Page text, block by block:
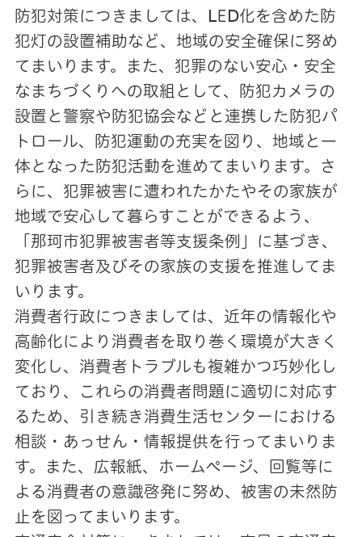
防犯対策につきましては、ⅬEⅮ化を含めた防
犯灯の設置補助など、地域の安全確保に努め
てまいります。また、犯罪のない安心・安全
なまちづくりへの取組として、防犯カメラの
設置と警察や防犯協会などと連携した防犯パ
トロール、防犯運動の充実を図り、地域と一
体となった防犯活動を進めてまいります。さ
らに、犯罪被害に遭われたかたやその家族が
地域で安心して暮らすことができるよう、
「那珂市犯罪被害者等支援条例」に基づき、
犯罪被害者及びその家族の支援を推進してま
いります。
消費者行政につきましては、近年の情報化や
高齢化により消費者を取り巻く環境が大きく
変化し、消費者トラブルも複雑かつ巧妙化し
ており、これらの消費者問題に適切に対応す
るため、引き続き消費生活センターにおける
相談・あっせん・情報提供を行ってまいりま
す。また、広報紙、ホームページ、回覧等に
よる消費者の意識啓発に努め、被害の未然防
止を図ってまいります。